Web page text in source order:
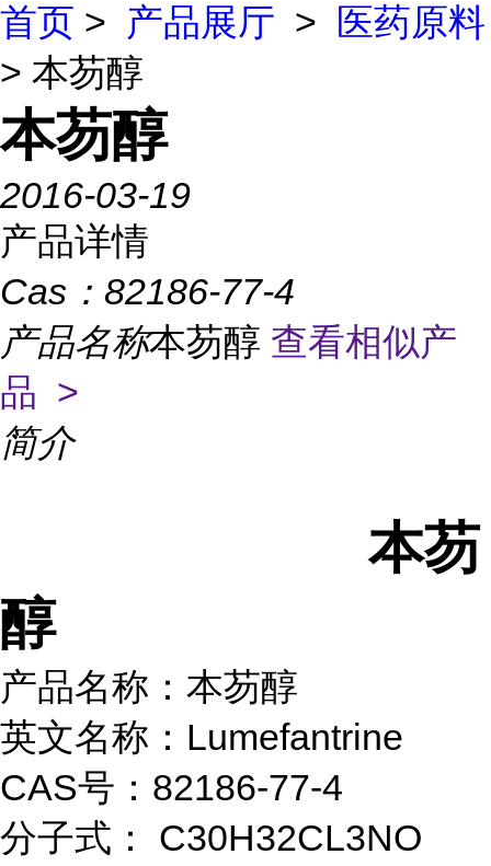
首页 > 产品展厅 >
医药原料
> 本芴醇
本芴醇
2016-03-19
产品详情
Cas： 82186-77-4
产品名称本芴醇 查看相似产
品 >
简介
本芴
醇
产品名称：本芴醇
英文名称：Lumefantrine
CAS号：82186-77-4
分子式： C30H32CL3NO